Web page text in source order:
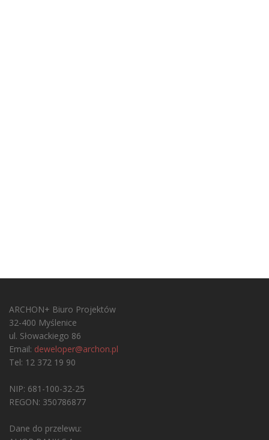
ARCHON+ Biuro Projektów
32-400 Myślenice
ul. Słowackiego 86
Email: deweloper@archon.pl
Tel: 12 372 19 90
NIP: 681-100-32-25
REGON: 350786877
Dane do przelewu: